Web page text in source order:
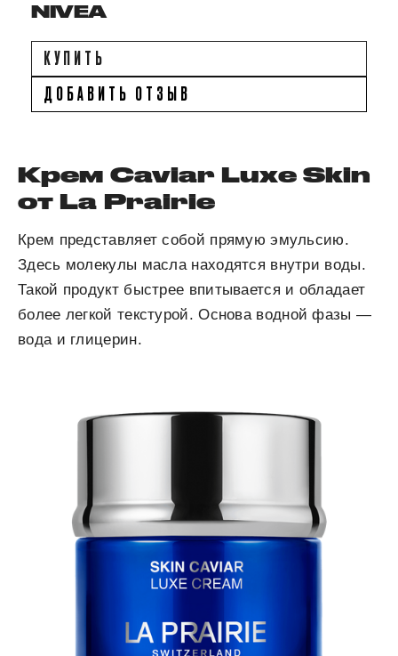
NIVEA
КУПИТЬ
ДОБАВИТЬ ОТЗЫВ
Крем Caviar Luxe Skin
от La Prairie
Крем представляет собой прямую эмульсию.
Здесь молекулы масла находятся внутри воды.
Такой продукт быстрее впитывается и обладает
более легкой текстурой. Основа водной фазы —
вода и глицерин.